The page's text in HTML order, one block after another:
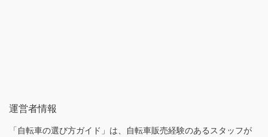
運営者情報
「自転車の選び方ガイド」は、自転車販売経験のあるスタッフが